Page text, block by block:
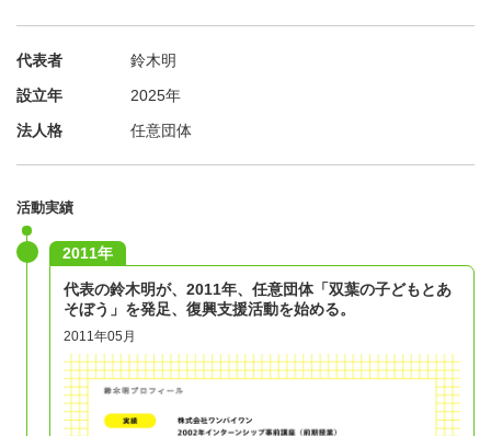
代表者
鈴木明
設立年
2025年
法人格
任意団体
活動実績
2011年
代表の鈴木明が、2011年、任意団体「双葉の子どもとあ
そぼう」を発足、復興支援活動を始める。
2011年05月